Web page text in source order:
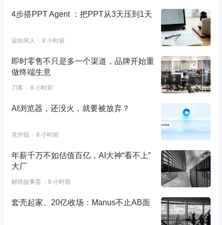
4步搭PPT Agent ：把PPT从3天压到1天
设绘闲人 8 小时前
即时零售不只是多一个渠道，品牌开始重
做终端生意
刀客 8 小时前
AI浏览器，还没火，就要被放弃？
克劳锐 8 小时前
年薪千万不如估值百亿，AI大神“看不上”
大厂
财经故事荟 8 小时前
套壳起家、20亿收场：Manus不止AB面